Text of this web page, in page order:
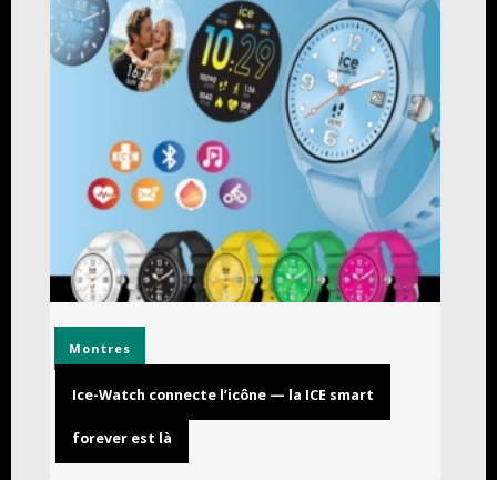
Montres
Ice-Watch connecte l’icône — la ICE smart
forever est là